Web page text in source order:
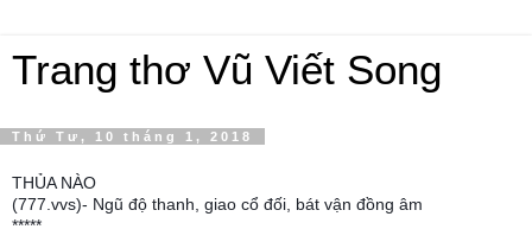
Trang thơ Vũ Viết Song
Thứ Tư, 10 tháng 1, 2018
THỦA NÀO
(777.vvs)- Ngũ độ thanh, giao cổ đối, bát vận đồng âm
*****